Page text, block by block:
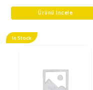
of
Ürünü İncele
In Stock